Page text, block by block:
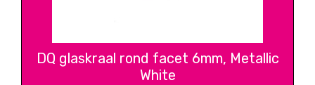
DQ glaskraal rond facet 6mm, Metallic
White